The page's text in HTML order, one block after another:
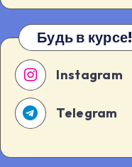
Будь в курсе!
Instagram
Telegram